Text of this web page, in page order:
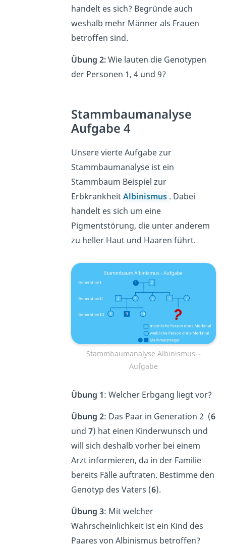
handelt es sich? Begründe auch
weshalb mehr Männer als Frauen
betroffen sind.
Übung 2:Wie lauten die Genotypen
der Personen 1, 4 und 9?
Stammbaumanalyse
Aufgabe 4
Unsere vierte Aufgabe zur
Stammbaumanalyse ist ein
Stammbaum Beispiel zur
ErbkrankheitAlbinismus . Dabei
handelt es sich um eine
Pigmentstörung, die unter anderem
zu heller Haut und Haaren führt.
Stammbaumanalyse Albinismus –
Aufgabe
Übung 1: Welcher Erbgang liegt vor?
Übung 2: Das Paar in Generation 2 (6
und7) hat einen Kinderwunsch und
will sich deshalb vorher bei einem
Arzt informieren, da in der Familie
bereits Fälle auftraten. Bestimme den
Genotyp des Vaters (6).
Übung 3: Mit welcher
Wahrscheinlichkeit ist ein Kind des
Paares von Albinismus betroffen?